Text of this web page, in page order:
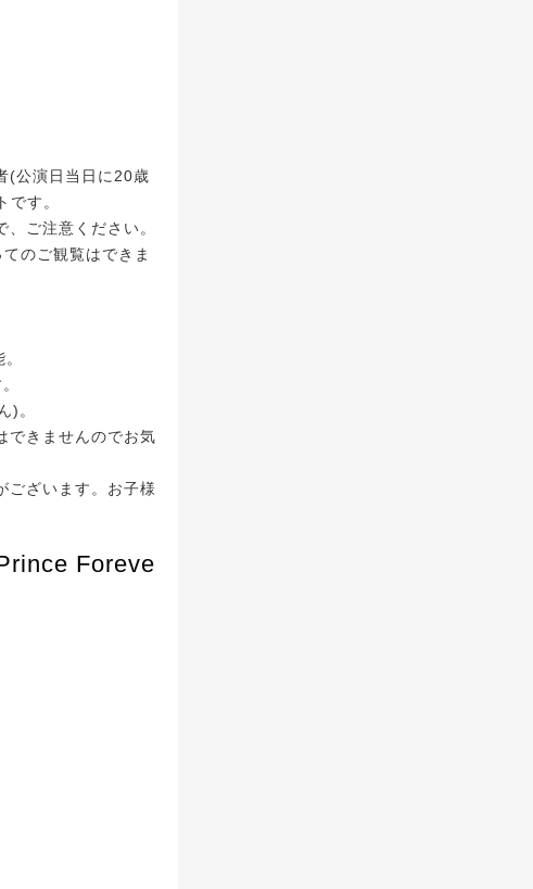
(公演日当日に20歳
す。
ご注意ください。
のご観覧はできま
)。
できませんのでお気
ございます。お子様
Foreve